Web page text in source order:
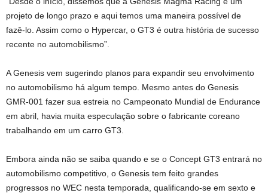
projeto de longo prazo e aqui temos uma maneira possível de
fazê-lo. Assim como o Hypercar, o GT3 é outra história de sucesso
recente no automobilismo”.
A Genesis vem sugerindo planos para expandir seu envolvimento
no automobilismo há algum tempo. Mesmo antes do Genesis
GMR-001 fazer sua estreia no Campeonato Mundial de Endurance
em abril, havia muita especulação sobre o fabricante coreano
trabalhando em um carro GT3.
Embora ainda não se saiba quando e se o Concept GT3 entrará no
automobilismo competitivo, o Genesis tem feito grandes
progressos no WEC nesta temporada, qualificando-se em sexto e